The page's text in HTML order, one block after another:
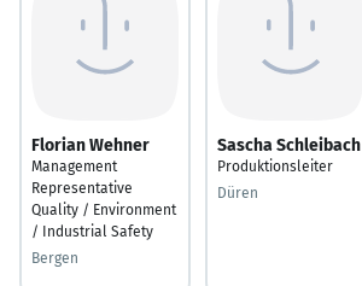
Florian Wehner
Management
Representative
Quality / Environment
/ Industrial Safety
Bergen
Sascha Schleibach
Produktionsleiter
Düren